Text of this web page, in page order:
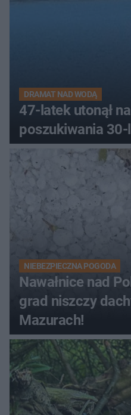
DRAMAT NAD WODĄ
47-latek utonął
poszukiwania
NIEBEZPIECZNA POGODA
Nawałnice nad
grad niszczy
Mazurach!